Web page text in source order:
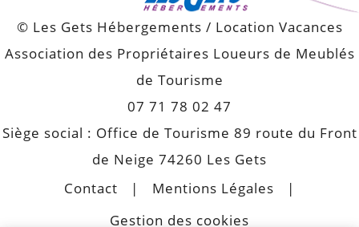
© Les Gets Hébergements / Location Vacances
Association des Propriétaires Loueurs de Meublés
de Tourisme
07 71 78 02 47
Siège social : Office de Tourisme 89 route du Front
de Neige 74260 Les Gets
Contact
Mentions Légales
Gestion des cookies